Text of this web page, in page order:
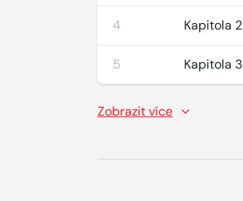
4 Kapitola 2
5 Kapitola 3
Zobrazit více